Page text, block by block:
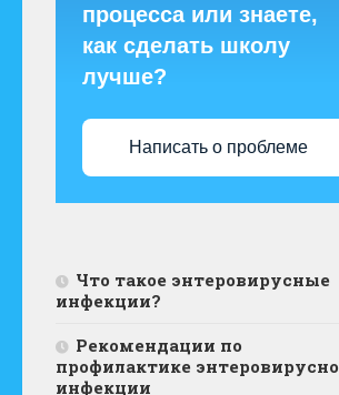
процесса или знаете,
как сделать школу
лучше?
Написать о проблеме
Что такое энтеровирусные
инфекции?
Рекомендации по
профилактике
инфекции